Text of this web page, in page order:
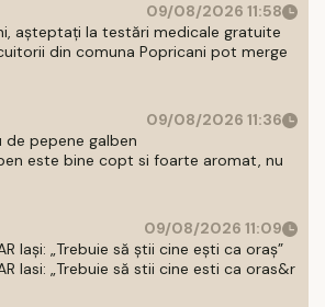
09/08/2026 11:58
așteptați la testări medicale gratuite
din comuna Popricani pot merge
09/08/2026 11:36
pepene galben
este bine copt si foarte aromat, nu
09/08/2026 11:09
Iași: „Trebuie să știi cine ești ca oraș”
Iasi: „Trebuie să stii cine esti ca oras&r